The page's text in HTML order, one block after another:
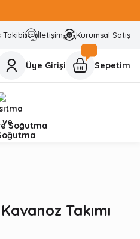
Takibi İletişim Kurumsal Satış
Üye Girişi Sepetim
Soğutma
Takımı